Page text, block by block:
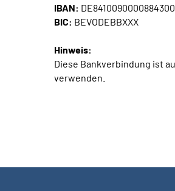
IBAN:
BIC: BEVODEBBXXX
Hinweis:
Diese Bankverbindung ist
verwenden.